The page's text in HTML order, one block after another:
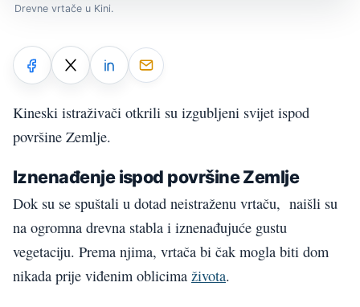
Drevne vrtače u Kini.
Kineski istraživači otkrili su izgubljeni svijet ispod
površine Zemlje.
Iznenađenje ispod površine Zemlje
Dok su se spuštali u dotad neistraženu vrtaču, naišli su
na ogromna drevna stabla i iznenađujuće gustu
vegetaciju. Prema njima, vrtača bi čak mogla biti dom
nikada prije viđenim oblicima života.